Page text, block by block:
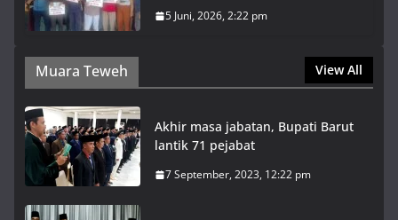
5 Juni, 2026, 2:22 pm
Muara Teweh View All
Akhir masa jabatan, Bupati Barut
lantik 71 pejabat
7 September, 2023, 12:22 pm